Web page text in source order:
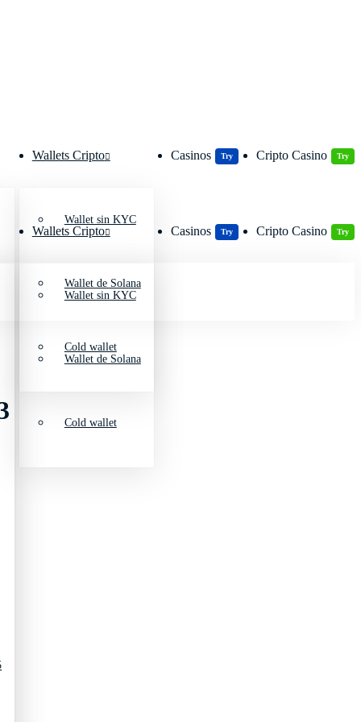
Wallets Cripto
Wallet sin KYC
Wallet de Solana
Cold wallet
Casinos Try Cripto Casino Try
Wallets Cripto
Wallet sin KYC
Wallet de Solana
Cold wallet
Casinos Try Cripto Casino Try